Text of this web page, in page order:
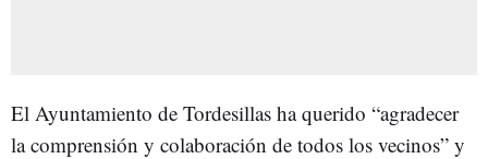
El Ayuntamiento de Tordesillas ha querido “agradecer
la comprensión y colaboración de todos los vecinos” y